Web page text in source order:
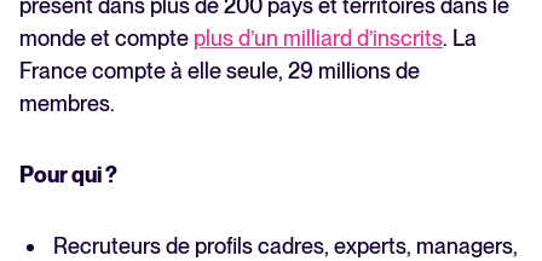
présent dans plus de 200 pays et territoires dans le
monde et compte plus d’un milliard d’inscrits. La
France compte à elle seule, 29 millions de
membres.
Pour qui ?
Recruteurs de profils cadres, experts, managers,